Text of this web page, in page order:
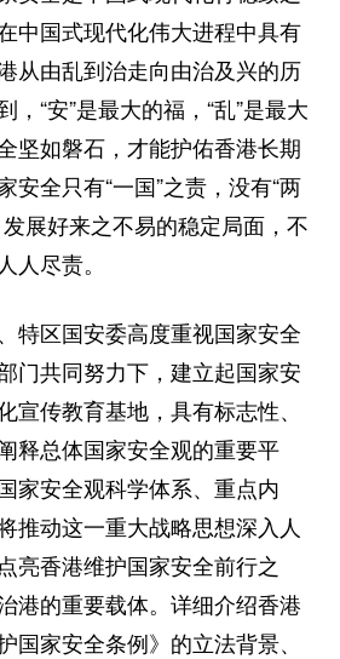
中国式现代化伟大进程中具有
从由乱到治走向由治及兴的历
，“安”是最大的福，“乱”是最大
坚如磐石，才能护佑香港长期
安全只有“一国”之责，没有“两
展好来之不易的稳定局面，不
人尽责。
区国安委高度重视国家安全
门共同努力下，建立起国家安
宣传教育基地，具有标志性、
释总体国家安全观的重要平
家安全观科学体系、重点内
推动这一重大战略思想深入人
亮香港维护国家安全前行之
港的重要载体。详细介绍香港
国家安全条例》的立法背景、